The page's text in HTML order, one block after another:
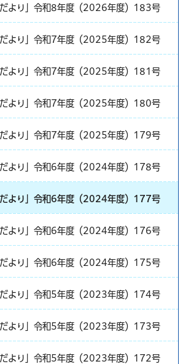
だより」令和8年度（2026年度）183号
だより」令和7年度（2025年度）182号
だより」令和7年度（2025年度）181号
だより」令和7年度（2025年度）180号
だより」令和7年度（2025年度）179号
だより」令和6年度（2024年度）178号
だより」令和6年度（2024年度）177号
だより」令和6年度（2024年度）176号
だより」令和6年度（2024年度）175号
だより」令和5年度（2023年度）174号
だより」令和5年度（2023年度）173号
だより」令和5年度（2023年度）172号